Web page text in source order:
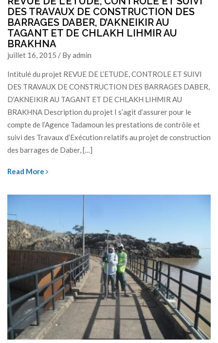
DES TRAVAUX DE CONSTRUCTION DES
BARRAGES DABER, D’AKNEIKIR AU
TAGANT ET DE CHLAKH LIHMIR AU
BRAKHNA
juillet 16, 2015 / By admin
Intitulé du projet REVUE DE L’ETUDE, CONTROLE ET SUIVI
DES TRAVAUX DE CONSTRUCTION DES BARRAGES DABER,
D’AKNEIKIR AU TAGANT ET DE CHLAKH LIHMIR AU
BRAKHNA Description du projet I s’agit d’assurer pour le
compte de l’Agence Tadamoun les prestations de contrôle et
suivi des Travaux d’Exécution relatifs au projet de construction
des barrages de Daber, […]
Read More